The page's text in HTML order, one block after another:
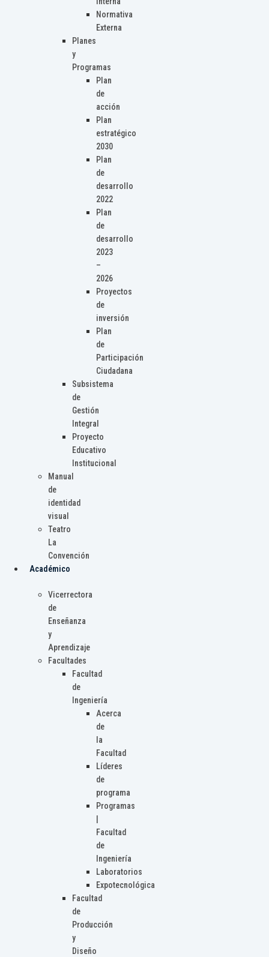
Normativa
Externa
Planes
y
Programas
Plan
de
acción
Plan
estratégico
2030
Plan
de
desarrollo
2022
Plan
de
desarrollo
2023
–
2026
Proyectos
de
inversión
Plan
de
Participación
Ciudadana
Subsistema
de
Gestión
Integral
Proyecto
Educativo
Institucional
Manual
de
identidad
visual
Teatro
La
Convención
Académico
Vicerrectora
de
Enseñanza
y
Aprendizaje
Facultades
Facultad
de
Ingeniería
Acerca
de
la
Facultad
Líderes
de
programa
Programas
Facultad
de
Ingeniería
Laboratorios
Expotecnológica
Facultad
de
Producción
y
Diseño